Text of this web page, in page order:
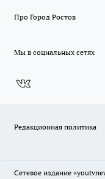
Про Город Ростов
Мы в социальных сетях
Редакционная политика
Сетевое издание